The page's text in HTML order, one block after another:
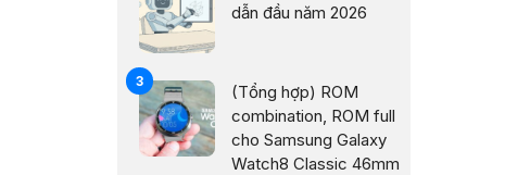
dẫn đầu năm 2026
(Tổng hợp) ROM
combination, ROM full
cho Samsung Galaxy
Watch8 Classic 46mm